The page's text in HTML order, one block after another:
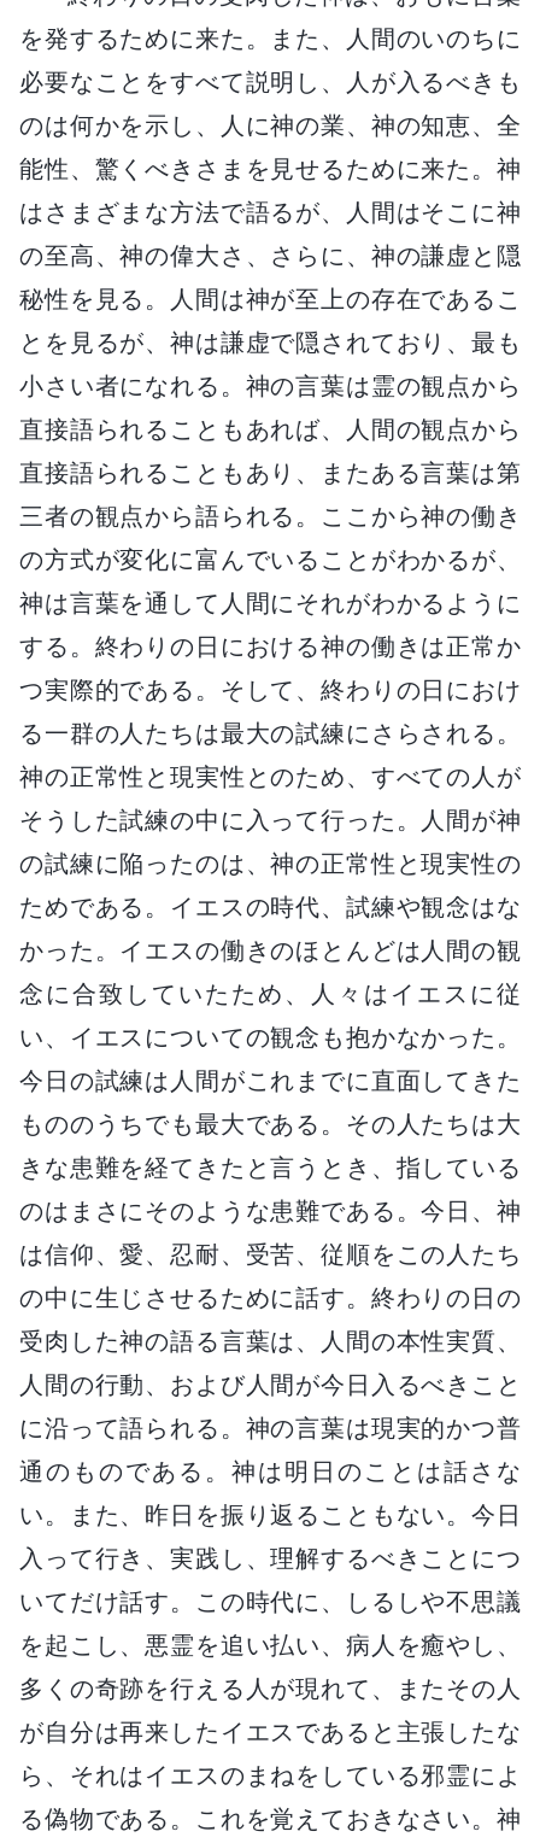
を発するために来た。また、人間のいのちに
必要なことをすべて説明し、人が入るべきも
のは何かを示し、人に神の業、神の知恵、全
能性、驚くべきさまを見せるために来た。神
はさまざまな方法で語るが、人間はそこに神
の至高、神の偉大さ、さらに、神の謙虚と隠
秘性を見る。人間は神が至上の存在であるこ
とを見るが、神は謙虚で隠されており、最も
小さい者になれる。神の言葉は霊の観点から
直接語られることもあれば、人間の観点から
直接語られることもあり、またある言葉は第
三者の観点から語られる。ここから神の働き
の方式が変化に富んでいることがわかるが、
神は言葉を通して人間にそれがわかるように
する。終わりの日における神の働きは正常か
つ実際的である。そして、終わりの日におけ
る一群の人たちは最大の試練にさらされる。
神の正常性と現実性とのため、すべての人が
そうした試練の中に入って行った。人間が神
の試練に陥ったのは、神の正常性と現実性の
ためである。イエスの時代、試練や観念はな
かった。イエスの働きのほとんどは人間の観
念に合致していたため、人々はイエスに従
い、イエスについての観念も抱かなかった。
今日の試練は人間がこれまでに直面してきた
もののうちでも最大である。その人たちは大
きな患難を経てきたと言うとき、指している
のはまさにそのような患難である。今日、神
は信仰、愛、忍耐、受苦、従順をこの人たち
の中に生じさせるために話す。終わりの日の
受肉した神の語る言葉は、人間の本性実質、
人間の行動、および人間が今日入るべきこと
に沿って語られる。神の言葉は現実的かつ普
通のものである。神は明日のことは話さな
い。また、昨日を振り返ることもない。今日
入って行き、実践し、理解するべきことにつ
いてだけ話す。この時代に、しるしや不思議
を起こし、悪霊を追い払い、病人を癒やし、
多くの奇跡を行える人が現れて、またその人
が自分は再来したイエスであると主張したな
ら、それはイエスのまねをしている邪霊によ
る偽物である。これを覚えておきなさい。神